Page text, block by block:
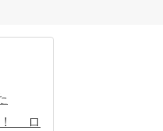
！ ロ